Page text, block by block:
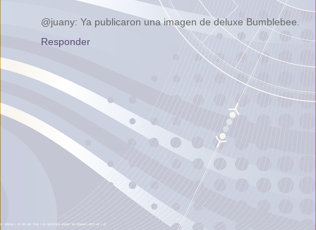
@juany: Ya publicaron una imagen de deluxe Bumblebee.
Responder